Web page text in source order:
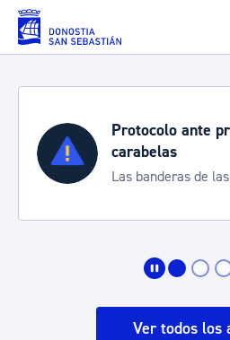
Saltar al contenido principal
Protocolo ante
carabelas
Las banderas de
Ver todos los